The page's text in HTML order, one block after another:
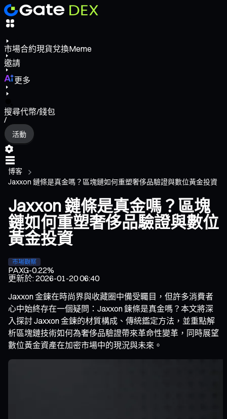
市場合約現貨兌換Meme
邀請
更多
搜尋代幣/錢包
/
活動
博客
Jaxxon 鏈條是真金嗎？區塊鏈如何重塑奢侈品驗證與數位黃金投資
Jaxxon 鏈條是真金嗎？區塊
鏈如何重塑奢侈品驗證與數位
黃金投資
市場觀察
PAXG-0.22%
更新於:2026-01-20 06:40
Jaxxon 金鍊在時尚界與收藏圈中備受矚目，但許多消費者
心中始終存在一個疑問：Jaxxon 鍊條是真金嗎？本文將深
入探討 Jaxxon 金鍊的材質構成、傳統鑑定方法，並重點解
析區塊鏈技術如何為奢侈品驗證帶來革命性變革，同時展望
數位黃金資產在加密市場中的現況與未來。